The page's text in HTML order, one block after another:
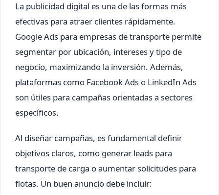
La publicidad digital es una de las formas más
efectivas para atraer clientes rápidamente.
Google Ads para empresas de transporte permite
segmentar por ubicación, intereses y tipo de
negocio, maximizando la inversión. Además,
plataformas como Facebook Ads o LinkedIn Ads
son útiles para campañas orientadas a sectores
específicos.
Al diseñar campañas, es fundamental definir
objetivos claros, como generar leads para
transporte de carga o aumentar solicitudes para
flotas. Un buen anuncio debe incluir: